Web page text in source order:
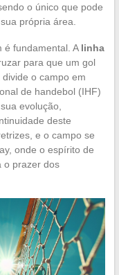
o único que pode
própria área.
é fundamental. A linha
para que um gol
o campo em
de handebol (IHF)
evolução,
deste
e o campo se
onde o espírito de
o prazer dos